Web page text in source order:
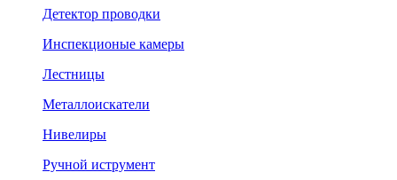
Детектор проводки
Инспекционые камеры
Лестницы
Металлоискатели
Нивелиры
Ручной иструмент